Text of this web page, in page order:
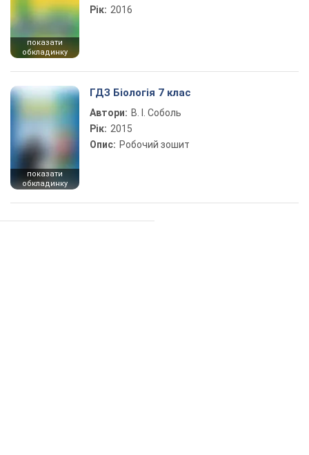
показати
обкладинку
Рік: 2016
показати
обкладинку
ГДЗ Біологія 7 клас
Автори: В. І. Соболь
Рік: 2015
Опис: Робочий зошит